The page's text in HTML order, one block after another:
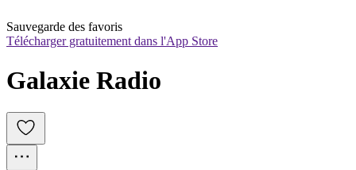
Sauvegarde des favoris
Télécharger gratuitement dans l'App Store